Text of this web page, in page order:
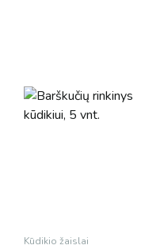
Kūdikio žaislai